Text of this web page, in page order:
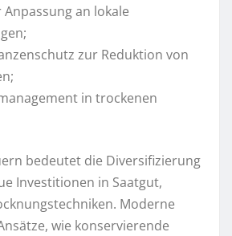
an lokale
zur Reduktion von
in trockenen
bedeutet die Diversifizierung
Investitionen in Saatgut,
Moderne
wie konservierende